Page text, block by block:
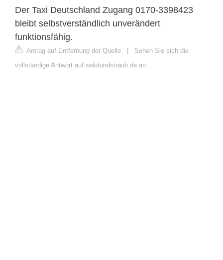
Der Taxi Deutschland Zugang 0170-3398423
bleibt selbstverständlich unverändert
funktionsfähig.
Antrag auf Entfernung der Quelle
Sehen Sie sich die
vollständige Antwort auf seibtundstraub.de an